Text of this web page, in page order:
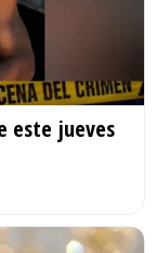
este jueves